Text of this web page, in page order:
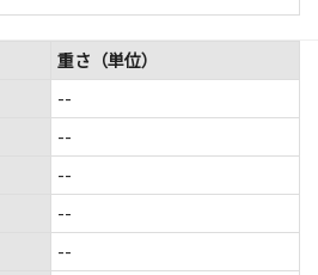
重さ（単位）
--
--
--
--
--